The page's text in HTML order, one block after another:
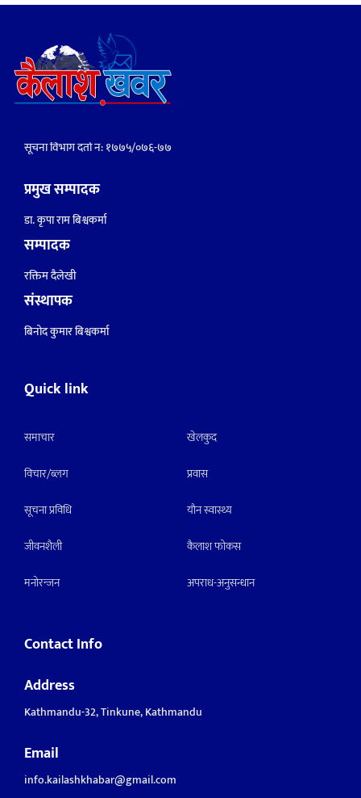
सूचना विभाग दर्ता नं: १७७५/०७६-७७
प्रमुख सम्पादक
डा. कृपा राम बिश्वकर्मा
सम्पादक
रक्तिम दैलेखी
संस्थापक
बिनोद कुमार बिश्वकर्मा
Quick link
समाचार
विचार/ब्लग
सूचना प्रविधि
जीवनशैली
मनाेरन्जन
खेलकुद
प्रवास
याैन स्वास्थ्य
कैलाश फोकस
अपराध-अनुसन्धान
Contact Info
Address
Kathmandu-32, Tinkune, Kathmandu
Email
info.kailashkhabar@gmail.com